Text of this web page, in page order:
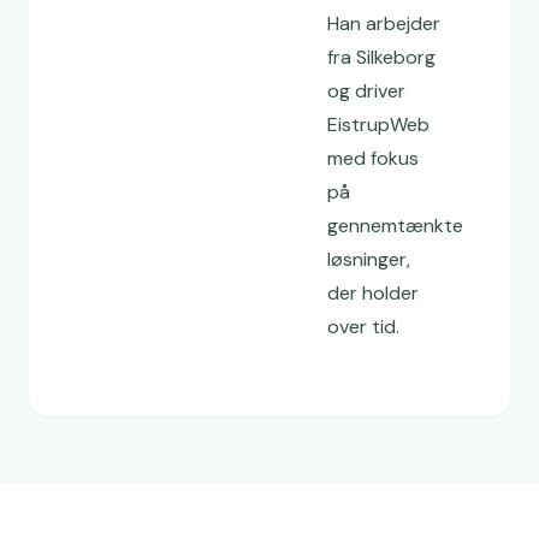
Han arbejder
fra Silkeborg
og driver
EistrupWeb
med fokus
på
gennemtænkte
løsninger,
der holder
over tid.